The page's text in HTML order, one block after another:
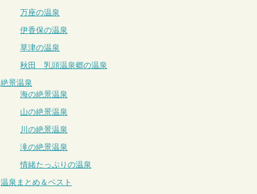
万座の温泉
伊香保の温泉
草津の温泉
秋田 乳頭温泉郷の温泉
絶景温泉
海の絶景温泉
山の絶景温泉
川の絶景温泉
滝の絶景温泉
情緒たっぷりの温泉
温泉まとめ＆ベスト